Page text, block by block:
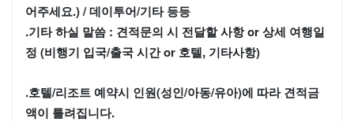
어주세요.) / 데이투어/기타 등등
.기타 하실 말씀 : 견적문의 시 전달할 사항 or 상세 여행일
정 (비행기 입국/출국 시간 or 호텔, 기타사항)
.호텔/리조트 예약시 인원(성인/아동/유아)에 따라 견적금
액이 틀려집니다.